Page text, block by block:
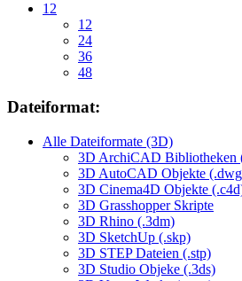
12
12
24
36
48
Dateiformat:
Alle Dateiformate (3D)
3D ArchiCAD Bibliotheken
3D AutoCAD Objekte
3D Cinema4D Objekte
3D Grasshopper Skripte
3D Rhino (.3dm)
3D SketchUp (.skp)
3D STEP Dateien (.stp)
3D Studio Objeke (.3ds)